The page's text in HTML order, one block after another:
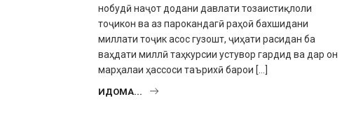
нобудӣ наҷот додани давлати тозаистиқлоли
тоҷикон ва аз парокандагӣ раҳоӣ бахшидани
миллати тоҷик асос гузошт, ҷиҳати расидан ба
ваҳдати миллӣ таҳкурсии устувор гардид ва дар он
марҳалаи ҳассоси таърихӣ барои […]
ИДОМА...